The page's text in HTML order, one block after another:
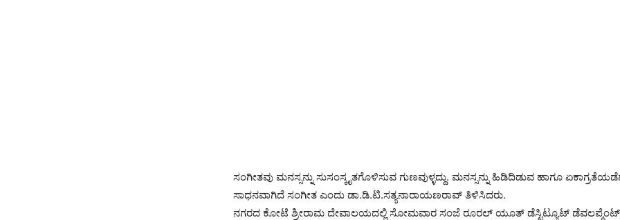
ಸಂಗೀತವು ಮನಸ್ಸನ್ನು ಸುಸಂಸ್ಕೃತಗೊಳಿಸುವ ಗುಣವುಳ್ಳದ್ದು. ಮನಸ್ಸನ್ನು ಹಿಡಿದಿಡುವ ಹಾಗೂ
ಸಾಧನವಾಗಿದೆ ಸಂಗೀತ ಎಂದು ಡಾ.ಡಿ.ಟಿ.ಸತ್ಯನಾರಾಯಣರಾವ್ ತಿಳಿಸಿದರು.
ನಗರದ ಕೋಟೆ ಶ್ರೀರಾಮ ದೇವಾಲಯದಲ್ಲಿ ಸೋಮವಾರ ಸಂಜೆ ರೂರಲ್ ಯೂತ್ ಡೆಸ್ಟಿಟ್ಯೂಟ್ ಡೆವಲಪ್ಮೆಂಟ್